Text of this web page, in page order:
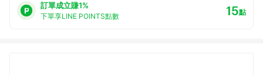
訂單成立賺1%
下單享LINE POINTS點數 15點